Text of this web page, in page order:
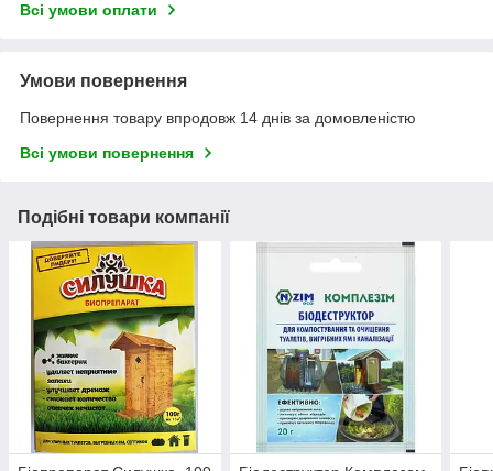
Всі умови оплати
Умови повернення
Повернення товару впродовж 14 днів за домовленістю
Всі умови повернення
Подібні товари компанії